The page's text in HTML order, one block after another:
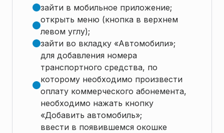
зайти в мобильное приложение;
открыть меню (кнопка в верхнем
левом углу);
зайти во вкладку «Автомобили»;
для добавления номера
транспортного средства, по
которому необходимо произвести
оплату коммерческого абонемента,
необходимо нажать кнопку
«Добавить автомобиль»;
ввести в появившемся окошке